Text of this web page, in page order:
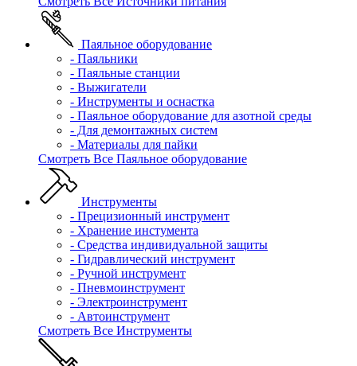
Паяльное оборудование
- Паяльники
- Паяльные станции
- Выжигатели
- Инструменты и оснастка
- Паяльное оборудование для азотной среды
- Для демонтажных систем
- Материалы для пайки
Смотреть Все Паяльное оборудование
Инструменты
- Прецизионный инструмент
- Хранение инстумента
- Средства индивидуальной защиты
- Гидравлический инструмент
- Ручной инструмент
- Пневмоинструмент
- Электроинструмент
- Автоинструмент
Смотреть Все Инструменты